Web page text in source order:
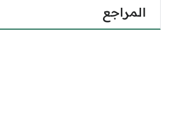
المراجع